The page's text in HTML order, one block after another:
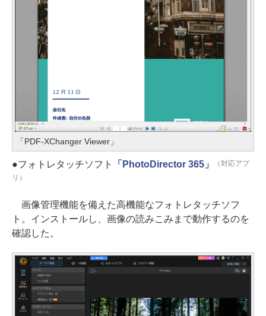
「PDF-XChanger Viewer」
●フォトレタッチソフト 「PhotoDirector 365」
（対応アプ
リ）
画像管理機能を備えた高機能なフォトレタッチソフ
ト。インストールし、画像の読みこみまで動作するのを
確認した。